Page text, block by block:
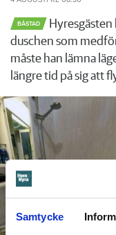
Samtycke
BÅSTAD
duschen som
måste han lämna
längre tid på sig att